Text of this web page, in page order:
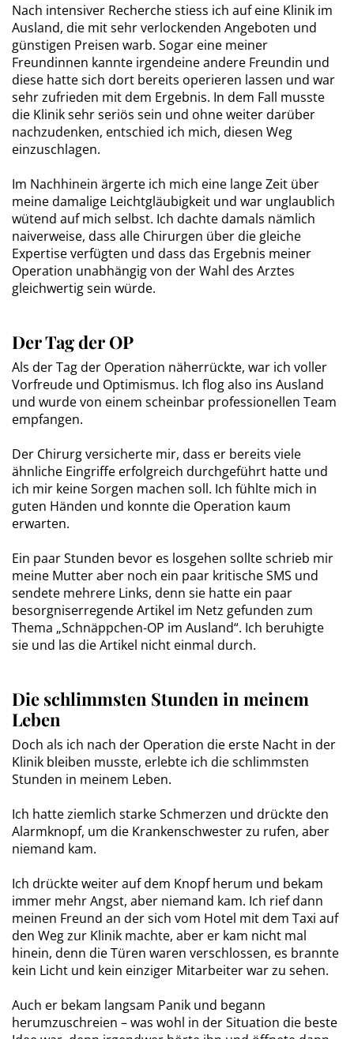
Nach intensiver Recherche stiess ich auf eine Klinik im
Ausland, die mit sehr verlockenden Angeboten und
günstigen Preisen warb. Sogar eine meiner
Freundinnen kannte irgendeine andere Freundin und
diese hatte sich dort bereits operieren lassen und war
sehr zufrieden mit dem Ergebnis. In dem Fall musste
die Klinik sehr seriös sein und ohne weiter darüber
nachzudenken, entschied ich mich, diesen Weg
einzuschlagen.
Im Nachhinein ärgerte ich mich eine lange Zeit über
meine damalige Leichtgläubigkeit und war unglaublich
wütend auf mich selbst. Ich dachte damals nämlich
naiverweise, dass alle Chirurgen über die gleiche
Expertise verfügten und dass das Ergebnis meiner
Operation unabhängig von der Wahl des Arztes
gleichwertig sein würde.
Der Tag der OP
Als der Tag der Operation näherrückte, war ich voller
Vorfreude und Optimismus. Ich flog also ins Ausland
und wurde von einem scheinbar professionellen Team
empfangen.
Der Chirurg versicherte mir, dass er bereits viele
ähnliche Eingriffe erfolgreich durchgeführt hatte und
ich mir keine Sorgen machen soll. Ich fühlte mich in
guten Händen und konnte die Operation kaum
erwarten.
Ein paar Stunden bevor es losgehen sollte schrieb mir
meine Mutter aber noch ein paar kritische SMS und
sendete mehrere Links, denn sie hatte ein paar
besorgniserregende Artikel im Netz gefunden zum
Thema „Schnäppchen-OP im Ausland“. Ich beruhigte
sie und las die Artikel nicht einmal durch.
Die schlimmsten Stunden in meinem
Leben
Doch als ich nach der Operation die erste Nacht in der
Klinik bleiben musste, erlebte ich die schlimmsten
Stunden in meinem Leben.
Ich hatte ziemlich starke Schmerzen und drückte den
Alarmknopf, um die Krankenschwester zu rufen, aber
niemand kam.
Ich drückte weiter auf dem Knopf herum und bekam
immer mehr Angst, aber niemand kam. Ich rief dann
meinen Freund an der sich vom Hotel mit dem Taxi auf
den Weg zur Klinik machte, aber er kam nicht mal
hinein, denn die Türen waren verschlossen, es brannte
kein Licht und kein einziger Mitarbeiter war zu sehen.
Auch er bekam langsam Panik und begann
herumzuschreien – was wohl in der Situation die beste